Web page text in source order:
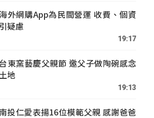
外網購App為民間營運 收費、個資
引疑慮
19:17
台東窯藝慶父親節 邀父子做陶碗感念
地
19:13
投仁愛表揚16位模範父親 感謝爸爸